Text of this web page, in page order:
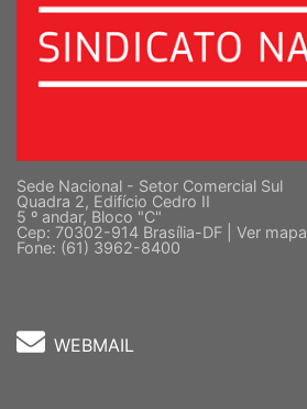
Sede Nacional - Setor Comercial Sul
Quadra 2, Edifício Cedro II
5 º andar, Bloco "C"
Cep: 70302-914 Brasília-DF | Ver mapa
Fone: (61) 3962-8400
WEBMAIL